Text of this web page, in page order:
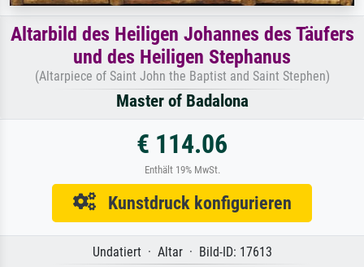
Altarbild des Heiligen Johannes des Täufers
und des Heiligen Stephanus
(Altarpiece of Saint John the Baptist and Saint Stephen)
Master of Badalona
€ 114.06
Enthält 19% MwSt.
Kunstdruck konfigurieren
Undatiert · Altar · Bild-ID: 17613